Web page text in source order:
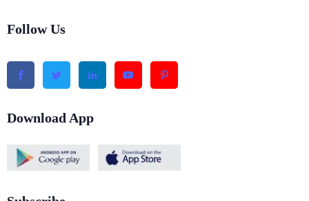
Follow Us
Download App